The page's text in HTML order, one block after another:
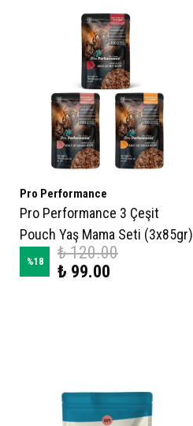
Pro Performance
Pro Performance 3 Çeşit
Pouch Yaş Mama Seti (3x85gr)
%18
₺ 120.00
₺ 99.00